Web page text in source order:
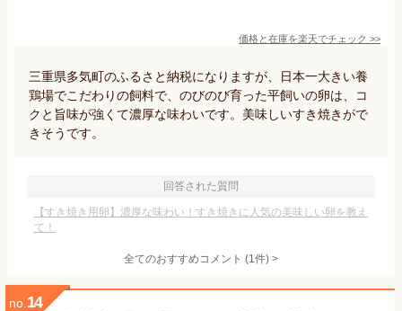
価格と在庫を楽天でチェック >>
三重県多気町のふるさと納税になりますが、日本一大きい養
鶏場でこだわりの飼料で、のびのび育った平飼いの卵は、コ
クと旨味が強くて濃厚な味わいです。美味しいすき焼きがで
きそうです。
回答された質問
【すき焼き用卵】濃厚な味わい！すき焼きに人気の美味しい卵を教え
て！
全てのおすすめコメント (1件) >
no. 14